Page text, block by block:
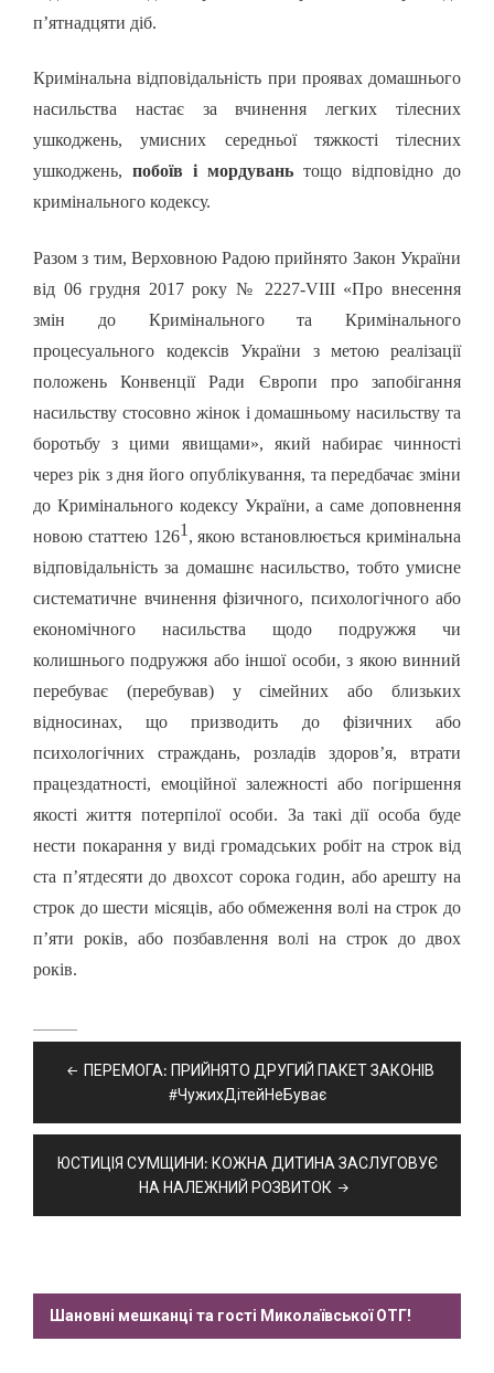
п’ятнадцяти діб.
Кримінальна відповідальність при проявах домашнього
насильства настає за вчинення легких тілесних
ушкоджень,умисних середньої тяжкості тілесних
ушкоджень, побоїв і мордувань тощо відповідно до
кримінального кодексу.
Разом з тим, Верховною Радою прийнято Закон України
від 06 грудня 2017 року № 2227-VIII «Про внесення
змін до Кримінального та Кримінального
процесуального кодексів України з метою реалізації
положень Конвенції Ради Європи про запобігання
насильству стосовно жінок і домашньому насильству та
боротьбу з цими явищами», який набирає чинності
через рік з дня його опублікування, та передбачає зміни
до Кримінального кодексу України, а саме доповнення
новою статтею 1261 , якою встановлюється кримінальна
відповідальність за домашнє насильство, тобто умисне
систематичне вчинення фізичного, психологічного або
економічного насильства щодо подружжя чи
колишнього подружжя або іншої особи, з якою винний
перебуває (перебував) у сімейних або близьких
відносинах, що призводить до фізичних або
психологічних страждань, розладів здоров’я, втрати
працездатності, емоційної залежності або погіршення
якості життя потерпілої особи. За такі дії особа буде
нести покарання у виді громадських робіт на строк від
ста п’ятдесяти до двохсот сорока годин, або арешту на
строк до шести місяців, або обмеження волі на строк до
п’яти років, або позбавлення волі на строк до двох
років.
записівПЕРЕМОГА: ПРИЙНЯТО ДРУГИЙ ПАКЕТ ЗАКОНІВ
#ЧужихДітейНеБуває
ЮСТИЦІЯ СУМЩИНИ: КОЖНА ДИТИНА ЗАСЛУГОВУЄ
НА НАЛЕЖНИЙ РОЗВИТОК
Шановні мешканці та гості Миколаївської ОТГ!